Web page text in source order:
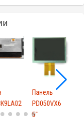
Панель
PD050VX6
5"